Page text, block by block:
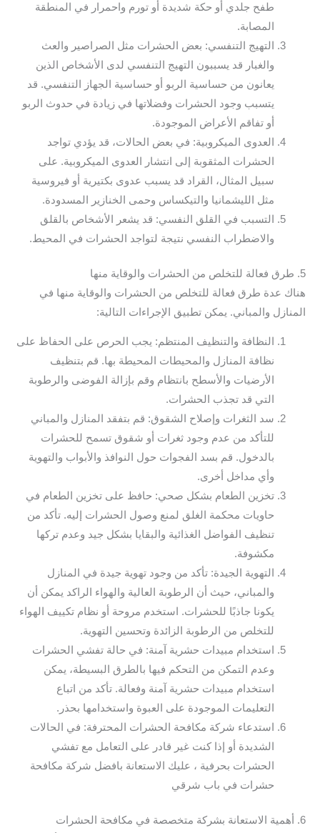
طفح جلدي أو حكة شديدة أو تورم واحمرار في المنطقة
المصابة.
التهيج التنفسي: بعض الحشرات مثل الصراصير والعث
والغبار قد يسببون التهيج التنفسي لدى الأشخاص الذين
يعانون من حساسية الربو أو حساسية الجهاز التنفسي. قد
يتسبب وجود الحشرات وفضلاتها في زيادة في حدوث الربو
أو تفاقم الأعراض الموجودة.
العدوى الميكروبية: في بعض الحالات، قد يؤدي تواجد
الحشرات المثقوبة إلى انتشار العدوى الميكروبية. على
سبيل المثال، القراد قد يسبب عدوى بكتيرية أو فيروسية
مثل الليشمانيا والتيكساس وحمى الخنازير المسدودة.
التسبب في القلق النفسي: قد يشعر الأشخاص بالقلق
والاضطراب النفسي نتيجة لتواجد الحشرات في المحيط.
5. طرق فعالة للتخلص من الحشرات والوقاية منها
هناك عدة طرق فعالة للتخلص من الحشرات والوقاية منها في
المنازل والمباني. يمكن تطبيق الإجراءات التالية:
النظافة والتنظيف المنتظم: يجب الحرص على الحفاظ على
نظافة المنازل والمحيطات المحيطة بها. قم بتنظيف
الأرضيات والأسطح بانتظام وقم بإزالة الفوضى والرطوبة
التي قد تجذب الحشرات.
سد الثغرات وإصلاح الشقوق: قم بتفقد المنازل والمباني
للتأكد من عدم وجود ثغرات أو شقوق تسمح للحشرات
بالدخول. قم بسد الفجوات حول النوافذ والأبواب والتهوية
وأي مداخل أخرى.
تخزين الطعام بشكل صحي: حافظ على تخزين الطعام في
حاويات محكمة الغلق لمنع وصول الحشرات إليه. تأكد من
تنظيف الفواضل الغذائية والبقايا بشكل جيد وعدم تركها
مكشوفة.
التهوية الجيدة: تأكد من وجود تهوية جيدة في المنازل
والمباني، حيث أن الرطوبة العالية والهواء الراكد يمكن أن
يكونا جاذبًا للحشرات. استخدم مروحة أو نظام تكييف الهواء
للتخلص من الرطوبة الزائدة وتحسين التهوية.
استخدام مبيدات حشرية آمنة: في حالة تفشي الحشرات
وعدم التمكن من التحكم فيها بالطرق البسيطة، يمكن
استخدام مبيدات حشرية آمنة وفعالة. تأكد من اتباع
التعليمات الموجودة على العبوة واستخدامها بحذر.
استدعاء شركة مكافحة الحشرات المحترفة: في الحالات
الشديدة أو إذا كنت غير قادر على التعامل مع تفشي
الحشرات بحرفية ، عليك الاستعانة بافضل شركة مكافحة
حشرات في باب شرقي
6. أهمية الاستعانة بشركة متخصصة في مكافحة الحشرات